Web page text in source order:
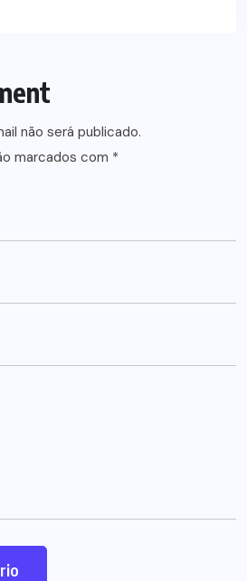
não será publicado.
marcados com *